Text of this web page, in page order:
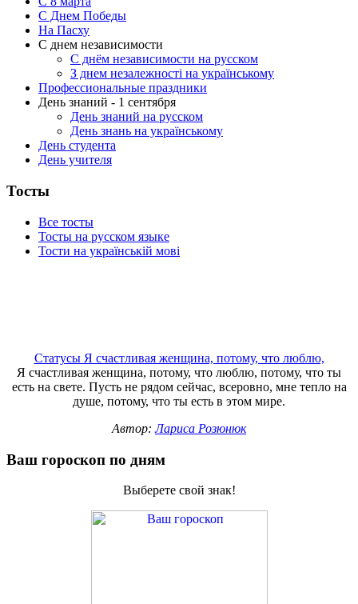
С Днем Победы
На Пасху
С днем независимости
С днём независимости на русском
З днем незалежності на українському
Профессиональные праздники
День знаний - 1 сентября
День знаний на русском
День знань на українському
День студента
День учителя
Тосты
Все тосты
Тосты на русском языке
Тости на українській мові
Статусы Я счастливая женщина, потому, что люблю,
Я счастливая женщина, потому, что люблю, потому, что ты
есть на свете. Пусть не рядом сейчас, всеровно, мне тепло на
душе, потому, что ты есть в этом мире.
Автор:Лариса Розюнюк
Ваш гороскоп по дням
Выберете свой знак!